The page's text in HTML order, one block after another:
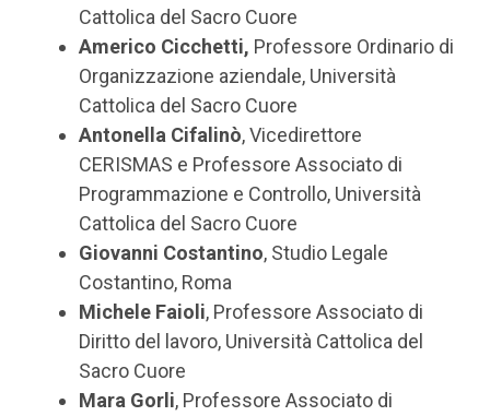
Cattolica del Sacro Cuore
Americo Cicchetti, Professore Ordinario di
Organizzazione aziendale, Università
Cattolica del Sacro Cuore
Antonella Cifalinò, Vicedirettore
CERISMAS e Professore Associato di
Programmazione e Controllo, Università
Cattolica del Sacro Cuore
Giovanni Costantino, Studio Legale
Costantino, Roma
Michele Faioli, Professore Associato di
Diritto del lavoro, Università Cattolica del
Sacro Cuore
Mara Gorli, Professore Associato di